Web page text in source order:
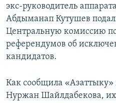
экс-руководитель
Абдыманап Кутушев
Центральную комиссию
референдумов об
кандидатов.
Как сообщила «Азаттыку»
Нуржан Шайлдабекова, их